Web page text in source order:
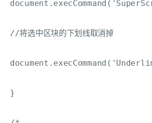
//将选中区块的下划线取消掉
}